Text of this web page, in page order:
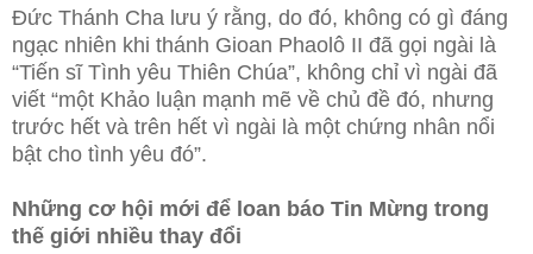
Đức Thánh Cha lưu ý rằng, do đó, không có gì đáng
ngạc nhiên khi thánh Gioan Phaolô II đã gọi ngài là
“Tiến sĩ Tình yêu Thiên Chúa”, không chỉ vì ngài đã
viết “một Khảo luận mạnh mẽ về chủ đề đó, nhưng
trước hết và trên hết vì ngài là một chứng nhân nổi
bật cho tình yêu đó”.
Những cơ hội mới để loan báo Tin Mừng trong
thế giới nhiều thay đổi